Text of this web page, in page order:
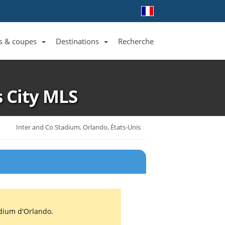
& coupes Destinations Recherche
CityMLS
Inter and Co Stadium, Orlando, États-Unis
d'Orlando.